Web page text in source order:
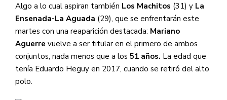
Algo a lo cual aspiran también Los Machitos (31) y La
Ensenada-La Aguada (29), que se enfrentarán este
martes con una reaparición destacada: Mariano
Aguerre vuelve a ser titular en el primero de ambos
conjuntos, nada menos que a los 51 años. La edad que
tenía Eduardo Heguy en 2017, cuando se retiró del alto
polo.